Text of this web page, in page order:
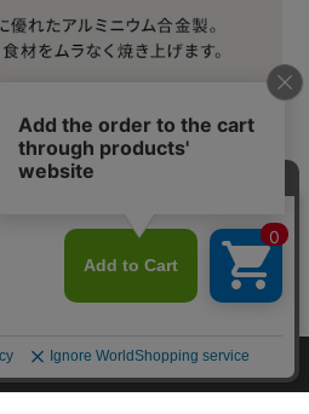
ログイン お気に入り お知らせ